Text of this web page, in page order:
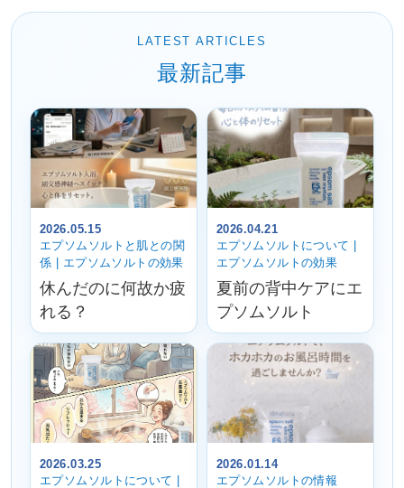
LATEST ARTICLES
最新記事
2026.05.15
エプソムソルトと肌との関
係 | エプソムソルトの効果
休んだのに何故か疲
れる？
2026.04.21
エプソムソルトについて |
エプソムソルトの効果
夏前の背中ケアにエ
プソムソルト
2026.03.25
エプソムソルトについて |
2026.01.14
エプソムソルトの情報